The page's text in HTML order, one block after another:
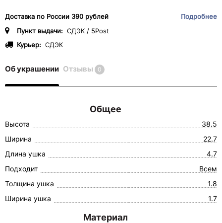
Доставка по России 390 рублей
Подробнее
Пункт выдачи: СДЭК / 5Post
Курьер: СДЭК
Об украшении Отзывы 0
Общее
Высота
38.5
Ширина
22.7
Длина ушка
4.7
Подходит
Всем
Толщина ушка
1.8
Ширина ушка
1.7
Материал